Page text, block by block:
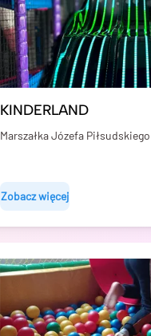
KINDERLAND
Marszałka Józefa
Zobacz więcej